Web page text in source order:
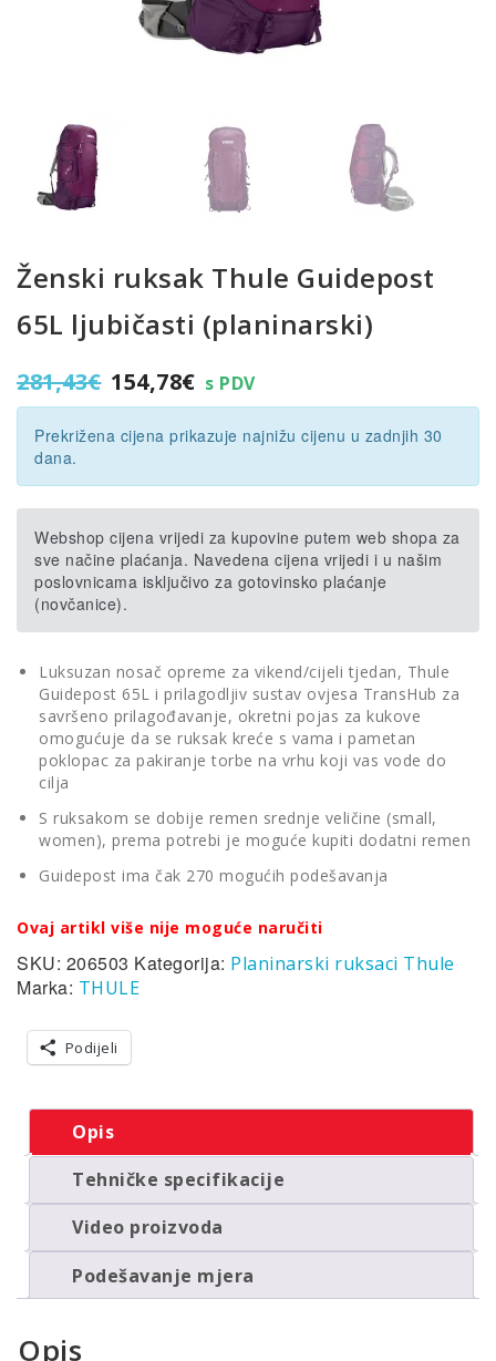
Ženski ruksak Thule Guidepost
65L ljubičasti (planinarski)
281,43€ Izvorna
cijena
bila
je:
281,43€.
154,78€ Trenutna
cijena
je:
154,78€.
s PDV
Prekrižena cijena prikazuje najnižu cijenu u zadnjih 30
dana.
Webshop cijena vrijedi za kupovine putem web shopa za
sve načine plaćanja. Navedena cijena vrijedi i u našim
poslovnicama isključivo za gotovinsko plaćanje
(novčanice).
Luksuzan nosač opreme za vikend/cijeli tjedan, Thule
Guidepost 65L i prilagodljiv sustav ovjesa TransHub za
savršeno prilagođavanje, okretni pojas za kukove
omogućuje da se ruksak kreće s vama i pametan
poklopac za pakiranje torbe na vrhu koji vas vode do
cilja
S ruksakom se dobije remen srednje veličine (small,
women), prema potrebi je moguće kupiti dodatni remen
Guidepost ima čak 270 mogućih podešavanja
Ovaj artikl više nije moguće naručiti
SKU: 206503 Kategorija: Planinarski ruksaci Thule
Marka: THULE
Podijeli
Opis
Tehničke specifikacije
Video proizvoda
Podešavanje mjera
Opis